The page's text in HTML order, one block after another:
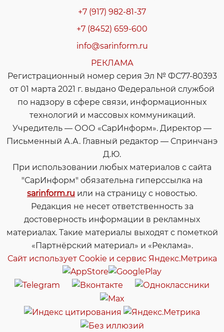
+7 (917) 982-81-37
+7 (8452) 659-600
info@sarinform.ru
РЕКЛАМА
Регистрационный номер серия Эл № ФС77-80393
от 01 марта 2021 г. выдано Федеральной службой
по надзору в сфере связи, информационных
технологий и массовых коммуникаций.
Учредитель — ООО «СарИнформ». Директор —
Письменный А.А. Главный редактор — Спринчанэ
Д.Ю.
При использовании любых материалов с сайта
"СарИнформ" обязательна гиперссылка на
sarinform.ru или на страницу с новостью.
Редакция не несет ответственность за
достоверность информации в рекламных
материалах. Такие материалы выходят с пометкой
«Партнёрский материал» и «Реклама».
Сайт использует Cookie и сервиc Яндекс.Метрика